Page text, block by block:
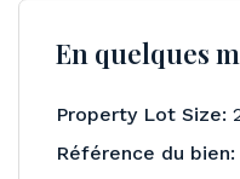
En quelques
Property Lot Size:
Référence du bien: